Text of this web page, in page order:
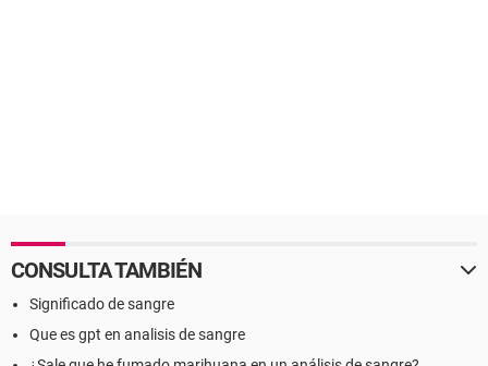
CONSULTA TAMBIÉN
Significado de sangre
Que es gpt en analisis de sangre